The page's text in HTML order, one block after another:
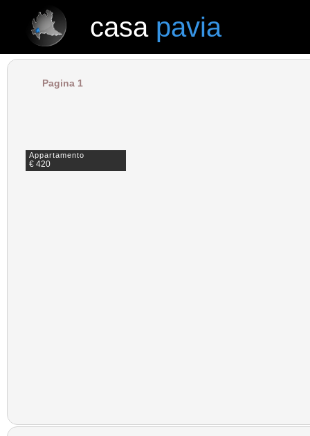
casa pavia
Pagina 1
Appartamento
€ 420
pavia